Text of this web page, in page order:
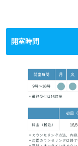
開室時間